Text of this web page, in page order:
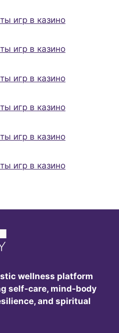
игр в казино
игр в казино
игр в казино
игр в казино
игр в казино
игр в казино
wellness platform
self-care, mind-body
and spiritual